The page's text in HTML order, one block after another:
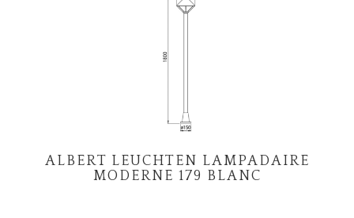
ALBERT LEUCHTEN LAMPADAIRE
MODERNE 179 BLANC